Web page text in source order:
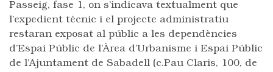
Passeig, fase 1, on s’indicava textualment que
l’expedient tècnic i el projecte administratiu
restaran exposat al públic a les dependències
d’Espai Públic de l’Àrea d’Urbanisme i Espai Públic
de l’Ajuntament de Sabadell (c.Pau Claris, 100, de